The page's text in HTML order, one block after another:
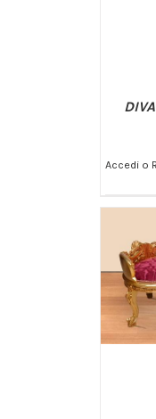
Accedi o